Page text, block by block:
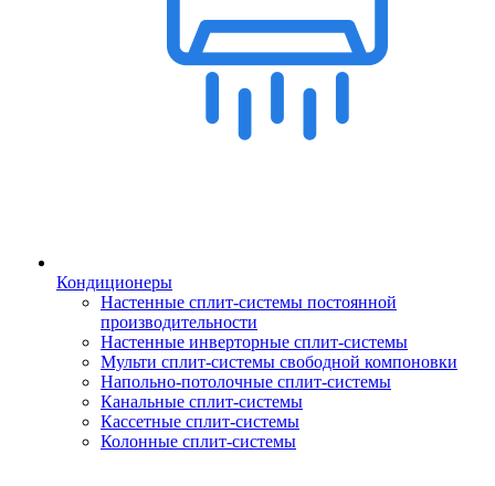
Кондиционеры
Настенные сплит-системы постоянной
производительности
Настенные инверторные сплит-системы
Мульти сплит-системы свободной компоновки
Напольно-потолочные сплит-системы
Канальные сплит-системы
Кассетные сплит-системы
Колонные сплит-системы